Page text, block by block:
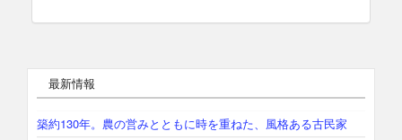
最新情報
築約130年。農の営みとともに時を重ねた、風格ある古民家